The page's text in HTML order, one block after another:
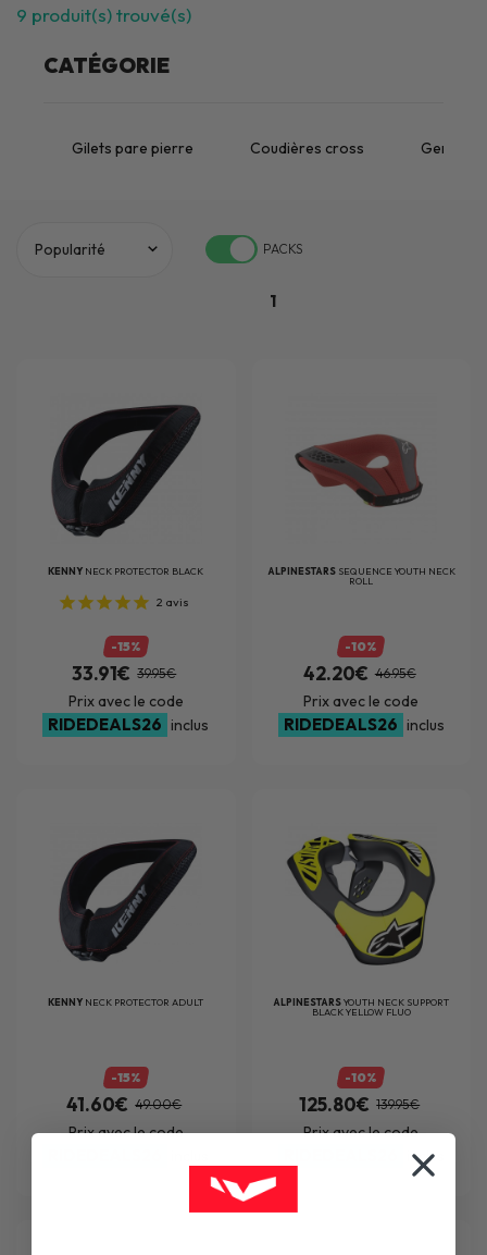
9 produit(s) trouvé(s)
CATÉGORIE
Gilets pare pierre Coudières cross
PACKS
1
KENNY NECK PROTECTOR BLACK
2 avis
-15%
33.91€ 39.95€
Prix avec le code
RIDEDEALS26 inclus
ALPINESTARS SEQUENCE YOUTH NECK
ROLL
-10%
42.20€ 46.95€
Prix avec le code
RIDEDEALS26 inclus
KENNY NECK PROTECTOR ADULT
-15%
41.60€ 49.00€
Prix avec le code
ALPINESTARSYOUTH NECK SUPPORT
BLACK YELLOW FLUO
-10%
125.80€ 139.95€
Prix avec le code
inclus